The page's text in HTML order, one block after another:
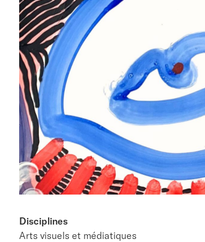
Disciplines
Arts visuels et médiatiques